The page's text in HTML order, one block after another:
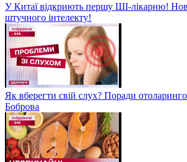
У Китаї відкриють першу ШІ-лікарню!
штучного інтелекту!
Як вберегти свій слух? Поради
Боброва